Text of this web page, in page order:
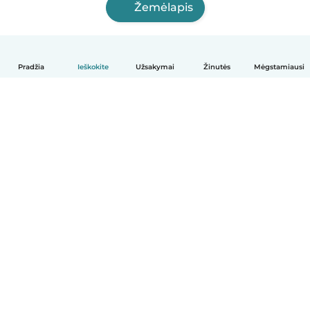
Pradžia Ieškokite Užsakymai Žinutės Mėgstamiausi
Žemėlapis